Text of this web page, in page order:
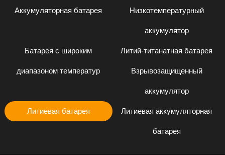
Аккумуляторная батарея Низкотемпературный
аккумулятор
Батарея с широким
диапазоном температур
Литий-титанатная батарея
Взрывозащищенный
аккумулятор
Литиевая батарея Литиевая аккумуляторная
батарея